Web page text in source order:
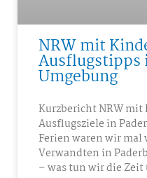
NRW mit
Ausflugstipps
Umgebung
Kurzbericht NRW mit
Ausflugsziele in
Ferien waren wir mal
Verwandten in
– was tun wir die Zeit